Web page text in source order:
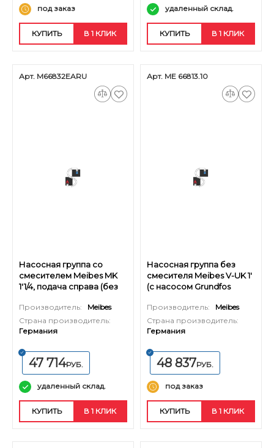
под заказ
КУПИТЬ В 1 КЛИК
удаленный склад.
КУПИТЬ В 1 КЛИК
Арт. M66832EARU
Насосная группа со
смесителем Meibes MK
1'1/4, подача справа (без
Производитель:
Meibes
Страна производитель:
Германия
47 714РУБ.
удаленный склад.
КУПИТЬ В 1 КЛИК
Арт. ME 66813.10
Насосная группа без
смесителя Meibes V-UK 1'
(с насосом Grundfos
Производитель:
Meibes
Страна производитель:
Германия
48 837РУБ.
под заказ
КУПИТЬ В 1 КЛИК